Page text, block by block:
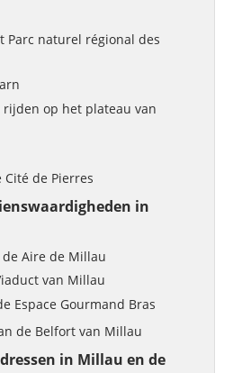
Parc naturel régional des
rijden op het plateau van
de Pierres
in
de Aire de Millau
van Millau
Espace Gourmand Bras
de Belfort van Millau
in Millau en de